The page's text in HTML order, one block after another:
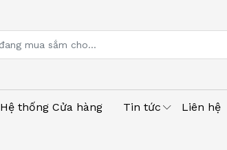
Hệ thống Cửa hàng Tin tức Liên hệ